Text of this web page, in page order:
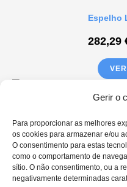
Gerir o
Para proporcionar as melhores
os cookies para armazenar e/ou
O consentimento para estas
como o comportamento de
sítio. O não consentimento, ou a
negativamente determinadas
Espelho
282,29
184,50